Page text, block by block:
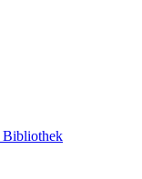
Bibliothek